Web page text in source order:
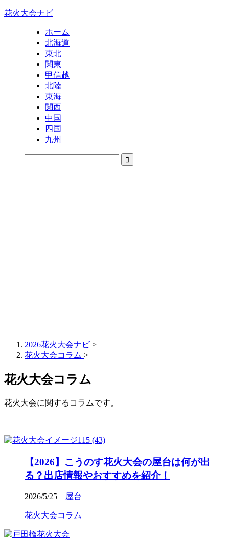
花火大会ナビ
ホーム
北海道
東北
関東
甲信越
北陸
東海
関西
中国
四国
九州
2026花火大会ナビ >
花火大会コラム >
花火大会コラム
花火大会に関するコラムです。
【2026】こうのす花火大会の屋台は何が出
る？出店情報やおすすめを紹介！
2026/5/25 屋台
花火大会コラム